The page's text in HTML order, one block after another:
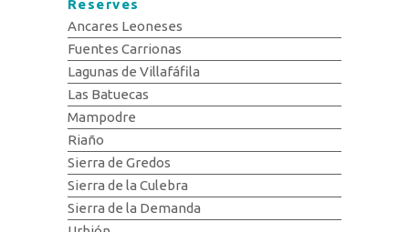
Reserves
Ancares Leoneses
Fuentes Carrionas
Lagunas de Villafáfila
Las Batuecas
Mampodre
Riaño
Sierra de Gredos
Sierra de la Culebra
Sierra de la Demanda